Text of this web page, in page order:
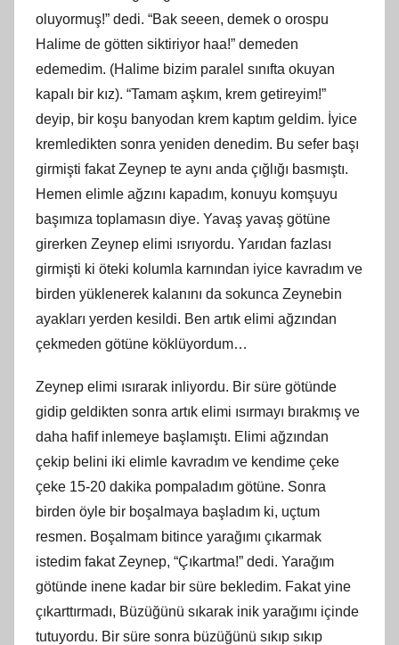
oluyormuş!” dedi. “Bak seeen, demek o orospu
Halime de götten siktiriyor haa!” demeden
edemedim. (Halime bizim paralel sınıfta okuyan
kapalı bir kız). “Tamam aşkım, krem getireyim!”
deyip, bir koşu banyodan krem kaptım geldim. İyice
kremledikten sonra yeniden denedim. Bu sefer başı
girmişti fakat Zeynep te aynı anda çığlığı basmıştı.
Hemen elimle ağzını kapadım, konuyu komşuyu
başımıza toplamasın diye. Yavaş yavaş götüne
girerken Zeynep elimi ısrıyordu. Yarıdan fazlası
girmişti ki öteki kolumla karnından iyice kavradım ve
birden yüklenerek kalanını da sokunca Zeynebin
ayakları yerden kesildi. Ben artık elimi ağzından
çekmeden götüne köklüyordum…
Zeynep elimi ısırarak inliyordu. Bir süre götünde
gidip geldikten sonra artık elimi ısırmayı bırakmış ve
daha hafif inlemeye başlamıştı. Elimi ağzından
çekip belini iki elimle kavradım ve kendime çeke
çeke 15-20 dakika pompaladım götüne. Sonra
birden öyle bir boşalmaya başladım ki, uçtum
resmen. Boşalmam bitince yarağımı çıkarmak
istedim fakat Zeynep, “Çıkartma!” dedi. Yarağım
götünde inene kadar bir süre bekledim. Fakat yine
çıkarttırmadı, Büzüğünü sıkarak inik yarağımı içinde
tutuyordu. Bir süre sonra büzüğünü sıkıp sıkıp